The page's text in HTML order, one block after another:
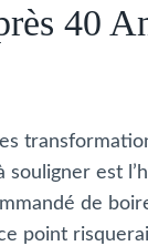
40
est
de
point